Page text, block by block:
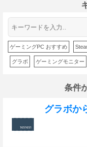
ゲーミングPC おすすめ
グラボ ゲーミングモニター
条件
グラボか